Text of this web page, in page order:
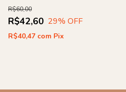
R$42,60
R$60,00
29% OFF
R$40,47 com Pix